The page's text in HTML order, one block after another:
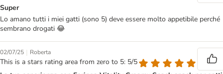
Super
Lo amano tutti i miei gatti (sono 5) deve essere molto appetibile perché
sembrano drogati 😂
02/07/25 | Roberta
This is a stars rating area from zero to 5: 5/5